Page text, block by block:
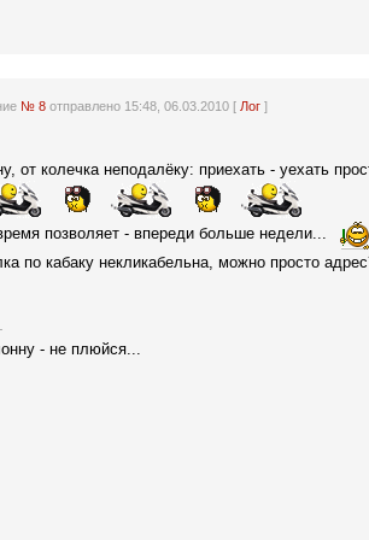
№ 8отправлено 15:48, 06.03.2010 [ Лог]
от колечка неподалёку: приехать - уехать
позволяет - впереди больше недели...
по кабаку некликабельна, можно просто
- не плюйся...